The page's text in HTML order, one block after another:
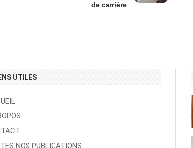
de carrière
UTILES
NOS PUBLICATIONS